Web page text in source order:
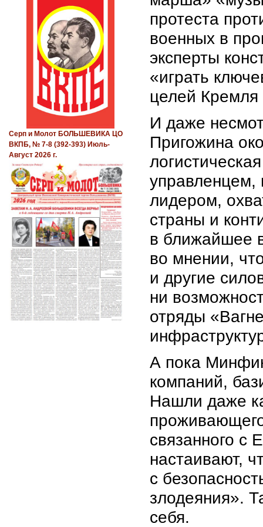
протеста
военных в
эксперты
«играть
целей
И даже
Пригожина
лидером,
страны и
в ближайшее
во мнении,
и другие
ни
отряды
А пока
компаний,
Нашли даже
связанного с
настаивают,
с
злодеяния».
себя.
Серп и Молот БОЛЬШЕВИКА ЦО
ВКПБ, № 7-8 (392-393) Июль-
Август 2026 г.